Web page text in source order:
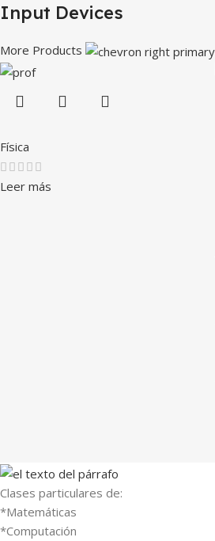
Input Devices
More Products
Física
Leer más
Clases particulares de:
*Matemáticas
*Computación